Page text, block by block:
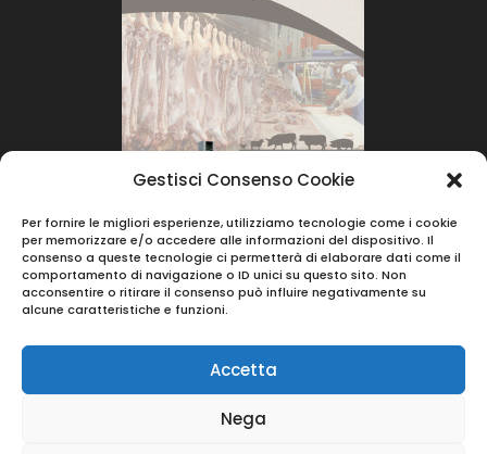
Gestisci Consenso Cookie
Per fornire le migliori esperienze, utilizziamo tecnologie come i cookie
per memorizzare e/o accedere alle informazioni del dispositivo. Il
consenso a queste tecnologie ci permetterà di elaborare dati come il
comportamento di navigazione o ID unici su questo sito. Non
acconsentire o ritirare il consenso può influire negativamente su
alcune caratteristiche e funzioni.
Accetta
Nega